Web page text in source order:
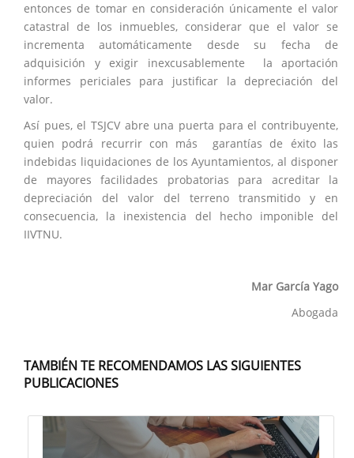
entonces de tomar en consideración únicamente el valor
catastral de los inmuebles, considerar que el valor se
incrementa automáticamente desde su fecha de
adquisición y exigir inexcusablemente la aportación
informes periciales para justificar la depreciación del
valor.
Así pues, el TSJCV abre una puerta para el contribuyente,
quien podrá recurrir con más garantías de éxito las
indebidas liquidaciones de los Ayuntamientos, al disponer
de mayores facilidades probatorias para acreditar la
depreciación del valor del terreno transmitido y en
consecuencia, la inexistencia del hecho imponible del
IIVTNU.
Mar García Yago
Abogada
TAMBIÉN TE RECOMENDAMOS LAS SIGUIENTES
PUBLICACIONES